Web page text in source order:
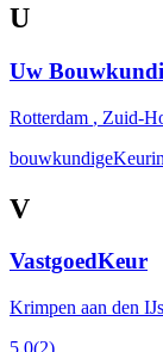
U
Uw
Rotterdam , Zuid-
V
VastgoedKeur
Krimpen aan den